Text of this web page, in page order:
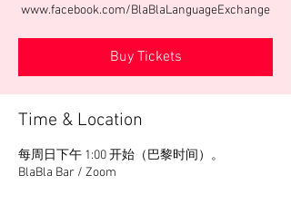
www.facebook.com/BlaBlaLanguageExchange
Buy Tickets
Time & Location
每周日下午 1:00 开始（巴黎时间）。
BlaBla Bar / Zoom